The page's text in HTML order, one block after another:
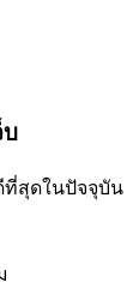
บ
ที่สุดในปัจจุบัน